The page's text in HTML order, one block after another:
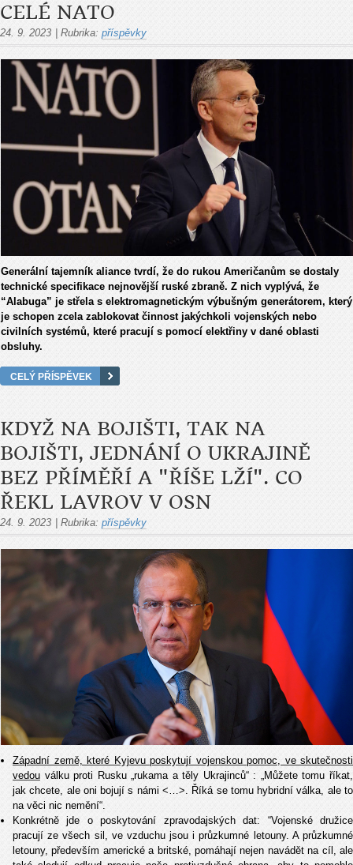
CELÉ NATO
24. 9. 2023 Rubrika: příspěvky
Generální tajemník aliance tvrdí, že do rukou Američanům se dostaly
technické specifikace nejnovější ruské zbraně. Z nich vyplývá, že
“Alabuga” je střela s elektromagnetickým výbušným generátorem, který
je schopen zcela zablokovat činnost jakýchkoli vojenských nebo
civilních systémů, které pracují s pomocí elektřiny v dané oblasti
obsluhy.
CELÝ PŘÍSPĚVEK
KDYŽ NA BOJIŠTI, TAK NA
BOJIŠTI, JEDNÁNÍ O UKRAJINĚ
BEZ PŘÍMĚŘÍ A "ŘÍŠE LŽÍ". CO
ŘEKL LAVROV V OSN
24. 9. 2023 | Rubrika: příspěvky
Západní země, které Kyjevu poskytují vojenskou pomoc, ve skutečnosti
vedou válku proti Rusku „rukama a těly Ukrajinců“ : „Můžete tomu říkat,
jak chcete, ale oni bojují s námi <…>. Říká se tomu hybridní válka, ale to
na věci nic nemění“.
Konkrétně jde o poskytování zpravodajských dat: “Vojenské družice
pracují ze všech sil, ve vzduchu jsou i průzkumné letouny. A průzkumné
letouny, především americké a britské, pomáhají nejen navádět na cíl, ale